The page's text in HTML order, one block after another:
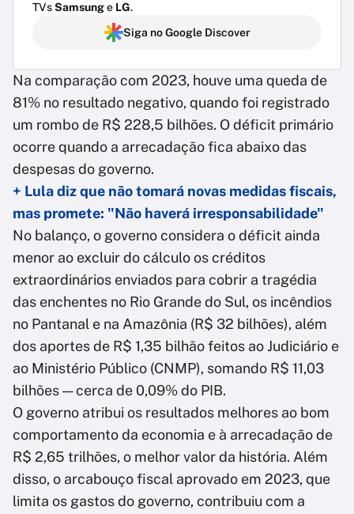
TVsSamsunge LG.
Siga no Google Discover
Na comparação com 2023, houve uma queda de
81% no resultado negativo, quando foi registrado
um rombo de R$ 228,5 bilhões. O déficit primário
ocorre quando a arrecadação fica abaixo das
despesas do governo.
+ Lula diz que não tomará novas medidas fiscais,
mas promete: "Não haverá irresponsabilidade"
No balanço, o governo considera o déficit ainda
menor ao excluir do cálculo os créditos
extraordinários enviados para cobrir a tragédia
das enchentes no Rio Grande do Sul, os incêndios
no Pantanal e na Amazônia (R$ 32 bilhões), além
dos aportes de R$ 1,35 bilhão feitos ao Judiciário e
ao Ministério Público (CNMP), somando R$ 11,03
bilhões — cerca de 0,09% do PIB.
O governo atribui os resultados melhores ao bom
comportamento da economia e à arrecadação de
R$ 2,65 trilhões, o melhor valor da história. Além
disso, o arcabouço fiscal aprovado em 2023, que
limita os gastos do governo, contribuiu com a